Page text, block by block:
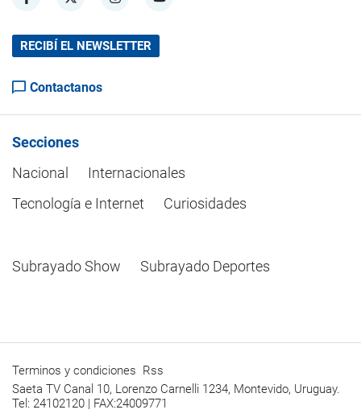
RECIBÍ EL NEWSLETTER
Contactanos
Secciones
Nacional
Internacionales
Tecnología e Internet
Curiosidades
Subrayado Show Subrayado Deportes
Terminos y condiciones Rss
Saeta TV Canal 10, Lorenzo Carnelli 1234, Montevido, Uruguay.
Tel: 24102120 | FAX:24009771